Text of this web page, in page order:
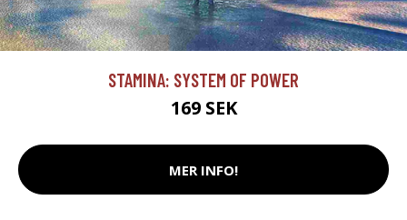
STAMINA: SYSTEM OF POWER
169 SEK
MER INFO!